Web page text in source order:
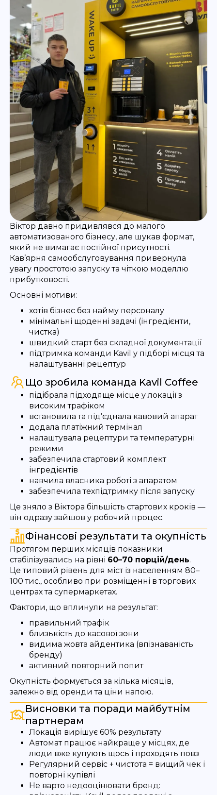
Віктор давно придивлявся до малого
автоматизованого бізнесу, але шукав формат,
який не вимагає постійної присутності.
Кав’ярня самообслуговування привернула
увагу простотою запуску та чіткою моделлю
прибутковості.
Основні мотиви:
хотів бізнес без найму персоналу
мінімальні щоденні задачі (інгредієнти,
чистка)
швидкий старт без складної документації
підтримка команди Kavil у підборі місця та
налаштуванні рецептур
Що зробила команда Kavil Coffee
підібрала підходяще місце у локації з
високим трафіком
встановила та під’єднала кавовий апарат
додала платіжний термінал
налаштувала рецептури та температурні
режими
забезпечила стартовий комплект
інгредієнтів
навчила власника роботі з апаратом
забезпечила техпідтримку після запуску
Це зняло з Віктора більшість стартових кроків —
він одразу зайшов у робочий процес.
Фінансові результати та окупність
Протягом перших місяців показники
стабілізувались на рівні 60–70 порцій/день.
Це типовий рівень для міст із населенням 80–
100 тис., особливо при розміщенні в торгових
центрах та супермаркетах.
Фактори, що вплинули на результат:
правильний трафік
близькість до касової зони
видима жовта айдентика (впізнаваність
бренду)
активний повторний попит
Окупність формується за кілька місяців,
залежно від оренди та ціни напою.
Висновки та поради майбутнім
партнерам
Локація вирішує 60% результату
Автомат працює найкраще у місцях, де
люди вже купують щось і проходять повз
Регулярний сервіс + чистота = вищий чек і
повторні купівлі
Не варто недооцінювати бренд: